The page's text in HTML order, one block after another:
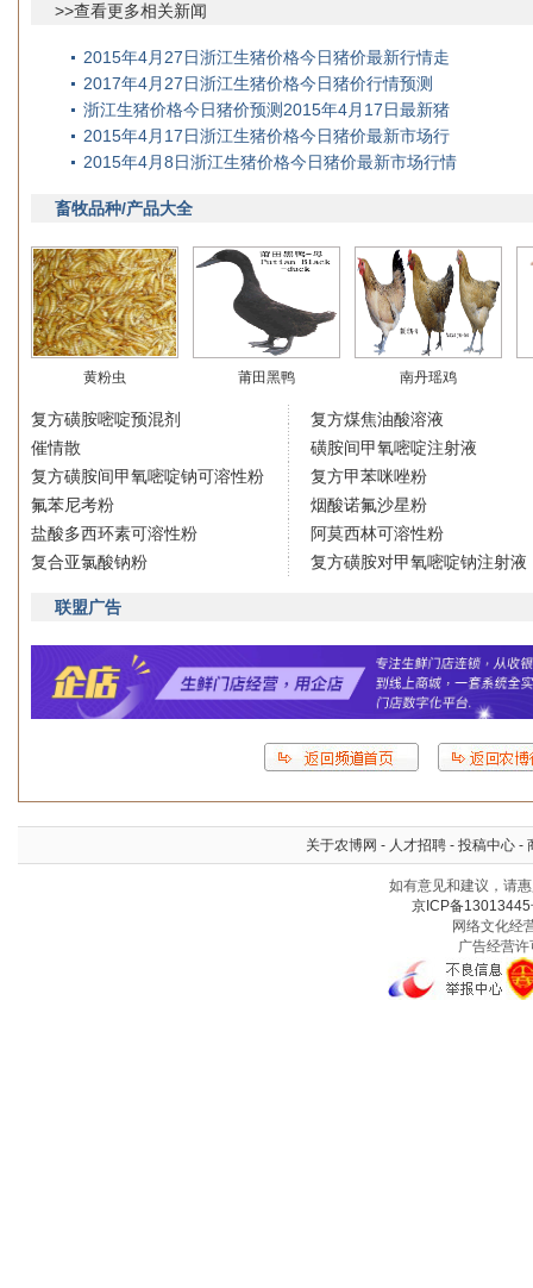
>>查看更多相关新闻
2015年4月27日浙江生猪价格今日猪价最新行情走
2017年4月27日浙江生猪价格今日猪价行情预测
浙江生猪价格今日猪价预测2015年4月17日最新猪
2015年4月17日浙江生猪价格今日猪价最新市场行
2015年4月8日浙江生猪价格今日猪价最新市场行情
畜牧品种/产品大全
黄粉虫 莆田黑鸭 南丹瑶鸡
复方磺胺嘧啶预混剂
催情散
复方磺胺间甲氧嘧啶钠可溶性粉
氟苯尼考粉
盐酸多西环素可溶性粉
复合亚氯酸钠粉
复方煤焦油酸溶液
磺胺间甲氧嘧啶注射液
复方甲苯咪唑粉
烟酸诺氟沙星粉
阿莫西林可溶性粉
复方磺胺对甲氧嘧啶钠注射液
联盟广告
关于农博网 - 人才招聘 - 投稿中心 -
如有意见和建议，请
京ICP备13013445
网络文化经
广告经营